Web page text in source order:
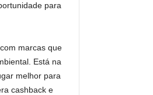
para
marcas que
Está na
melhor para
cashback e